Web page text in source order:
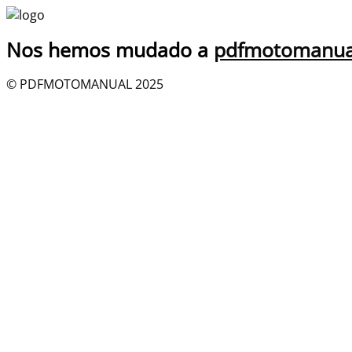
Nos hemos mudado a
© PDFMOTOMANUAL 2025